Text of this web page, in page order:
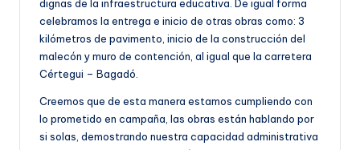
dignas de la infraestructura educativa. De igual forma
celebramos la entrega e inicio de otras obras como: 3
kilómetros de pavimento, inicio de la construcción del
malecón y muro de contención, al igual que la carretera
Cértegui – Bagadó.
Creemos que de esta manera estamos cumpliendo con
lo prometido en campaña, las obras están hablando por
si solas, demostrando nuestra capacidad administrativa